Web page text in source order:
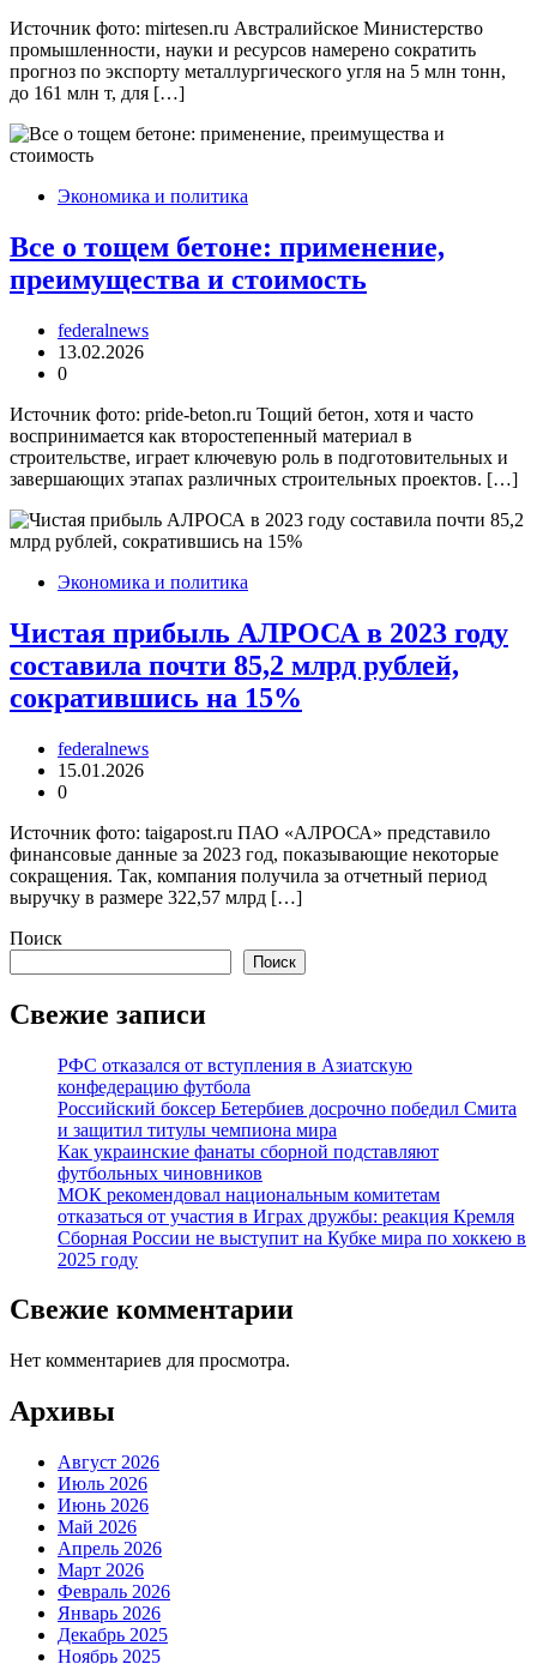
Источник фото: mirtesen.ru Австралийское Министерство
промышленности, науки и ресурсов намерено сократить
прогноз по экспорту металлургического угля на 5 млн тонн,
до 161 млн т, для […]
Экономика и политика
Все о тощем бетоне: применение,
преимущества и стоимость
federalnews
13.02.2026
0
Источник фото: pride-beton.ru Тощий бетон, хотя и часто
воспринимается как второстепенный материал в
строительстве, играет ключевую роль в подготовительных и
завершающих этапах различных строительных проектов. […]
Экономика и политика
Чистая прибыль АЛРОСА в 2023 году
составила почти 85,2 млрд рублей,
сократившись на 15%
federalnews
15.01.2026
0
Источник фото: taigapost.ru ПАО «АЛРОСА» представило
финансовые данные за 2023 год, показывающие некоторые
сокращения. Так, компания получила за отчетный период
выручку в размере 322,57 млрд […]
Поиск
Поиск
Свежие записи
РФС отказался от вступления в Азиатскую
конфедерацию футбола
Российский боксер Бетербиев досрочно победил Смита
и защитил титулы чемпиона мира
Как украинские фанаты сборной подставляют
футбольных чиновников
МОК рекомендовал национальным комитетам
отказаться от участия в Играх дружбы: реакция Кремля
Сборная России не выступит на Кубке мира по хоккею в
2025 году
Свежие комментарии
Нет комментариев для просмотра.
Архивы
Август 2026
Июль 2026
Июнь 2026
Май 2026
Апрель 2026
Март 2026
Февраль 2026
Январь 2026
Декабрь 2025
Ноябрь 2025